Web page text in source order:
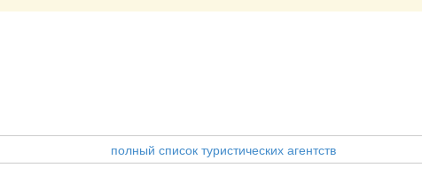
полный список туристических агентств